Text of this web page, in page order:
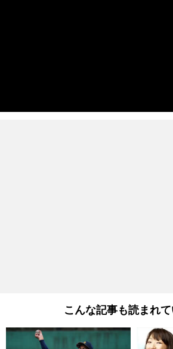
こんな記事も読まれ